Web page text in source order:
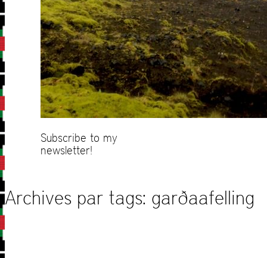
Subscribe to my
newsletter!
Archives par tags: garðaafelling